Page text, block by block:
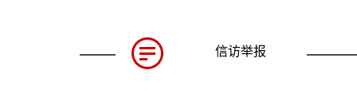
信访举报